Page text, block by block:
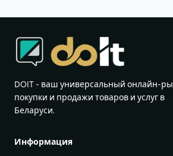
DOIT - ваш универсальный онлайн-
покупки и продажи товаров и услуг в
Беларуси.
Информация